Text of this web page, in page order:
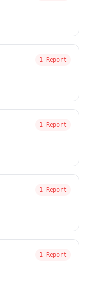
1 Report
1 Report
1 Report
1 Report